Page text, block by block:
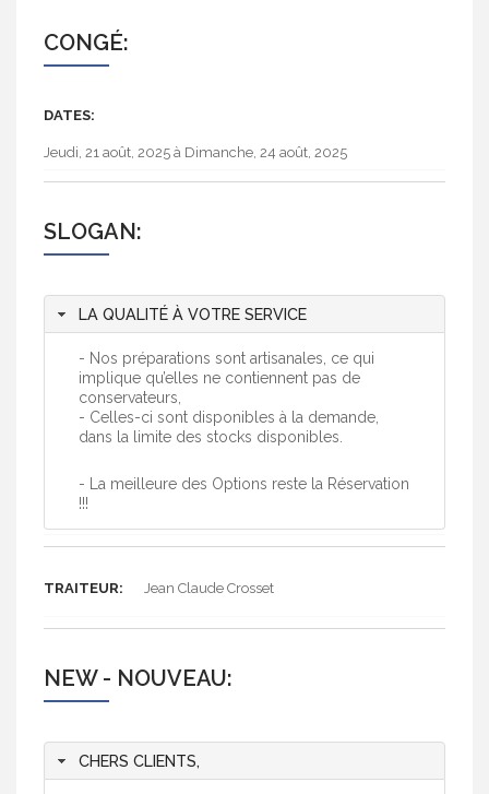
CONGÉ:
DATES:
Jeudi, 21 août, 2025 à Dimanche, 24 août, 2025
SLOGAN:
LA QUALITÉ À VOTRE SERVICE
- Nos préparations sont artisanales, ce qui
implique qu’elles ne contiennent pas de
conservateurs,
- Celles-ci sont disponibles à la demande,
dans la limite des stocks disponibles.
- La meilleure des Options reste la Réservation
!!!
TRAITEUR: Jean Claude Crosset
NEW - NOUVEAU:
CHERS CLIENTS,